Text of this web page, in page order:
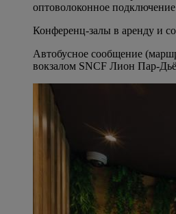
оптоволоконное подключение
Конференц-залы в аренду и
Автобусное сообщение
вокзалом SNCF Лион Пар-Дьё